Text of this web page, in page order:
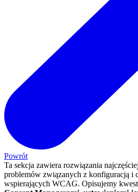
Powrót
Ta sekcja zawiera rozwiązania
problemów związanych z konfiguracją i
wspierających WCAG. Opisujemy